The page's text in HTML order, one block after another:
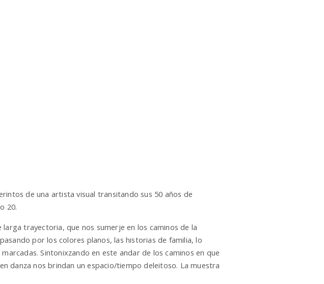
de una artista visual transitando sus 50 años de
20.
trayectoria, que nos sumerje en los caminos de la
por los colores planos, las historias de familia, lo
Sintonixzando en este andar de los caminos en que
danza nos brindan un espacio/tiempo deleitoso. La muestra